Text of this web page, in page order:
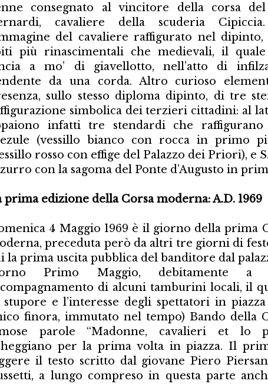
consegnato al vincitore della corsa del
cavaliere della scuderia
del cavaliere raffigurato nel
più rinascimentali che medievali, il
a mo’ di giavellotto, nell’atto di
da una corda. Altro curioso
sullo stesso diploma dipinto, di tre
simbolica dei terzieri cittadini: al
infatti tre stendardi che
(vessillo bianco con rocca in primo
rosso con effige del Palazzo dei Priori), e
con la sagoma del Ponte d’Augusto in
prima edizione della Corsa moderna: A.D. 1969
4 Maggio 1969 è il giorno della prima
preceduta però da altri tre giorni di
la prima uscita pubblica del banditore dal
Primo Maggio, debitamente a
di alcuni tamburini locali, il
e l’interesse degli spettatori in
finora, immutato nel tempo) Bando della
parole “Madonne, cavalieri et lo
per la prima volta in piazza. Il
il testo scritto dal giovane Piero
a lungo compreso in questa parte